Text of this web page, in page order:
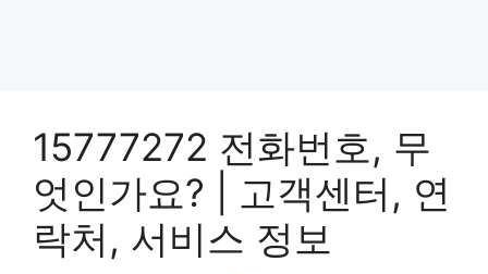
15777272 전화번호, 무
엇인가요? | 고객센터, 연
락처, 서비스 정보